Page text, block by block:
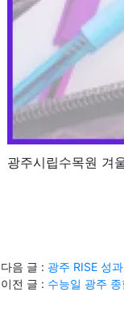
광주시립수목원 겨
다음 글 : 광주 RISE 성
이전 글 : 수능일 광주